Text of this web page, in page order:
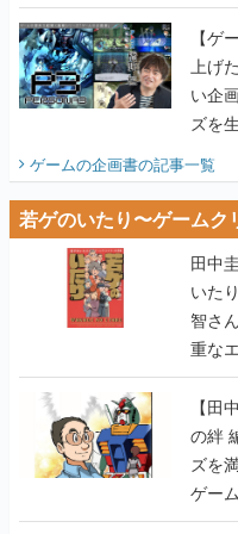
い企
ズを
ビュ
ゲームの企画書の記事一覧
若ゲのいたり〜ゲームク
田中
いた
智さ
重な
【田
の絆
ズを
ゲー
【若
【田
「新
入れ